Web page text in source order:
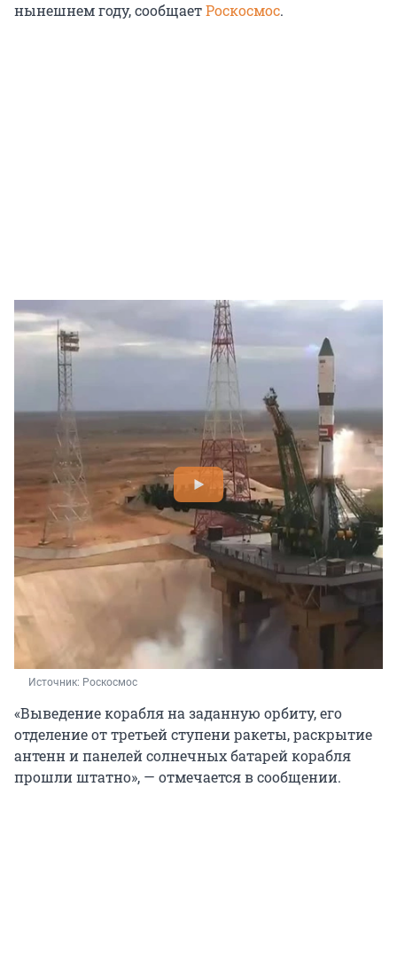
нынешнем году, сообщаетРоскосмос.
Источник: Роскосмос
«Выведение корабля на заданную орбиту, его
отделение от третьей ступени ракеты, раскрытие
антенн и панелей солнечных батарей корабля
прошли штатно», — отмечается в сообщении.